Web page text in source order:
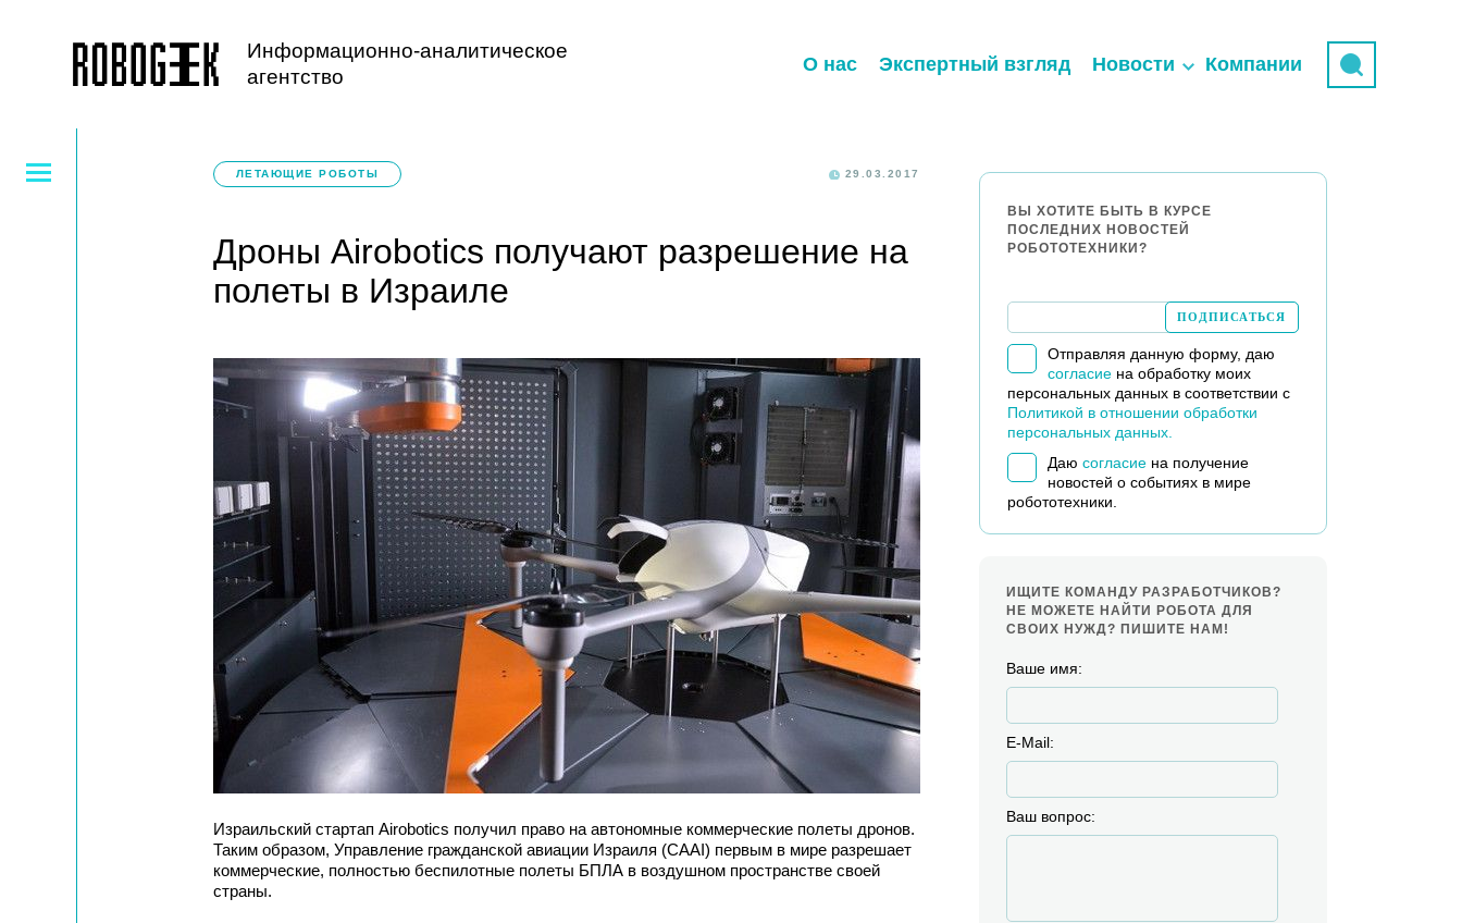
Информационно-аналитическое
агентство
О нас Экспертный взгляд Новости Компании
ЛЕТАЮЩИЕ РОБОТЫ 29.03.2017
Дроны Airobotics получают разрешение на
полеты в Израиле
Израильский стартап Airobotics получил право на автономные коммерческие полеты дронов.
Таким образом, Управление гражданской авиации Израиля (CAAI) первым в мире разрешает
коммерческие, полностью беспилотные полеты БПЛА в воздушном пространстве своей
страны.
ВЫ ХОТИТЕ БЫТЬ В КУРСЕ
ПОСЛЕДНИХ НОВОСТЕЙ
РОБОТОТЕХНИКИ?
Отправляя данную форму, даю
согласиена обработку моих
персональных данных в соответствии с
Политикой в отношении обработки
персональных данных.
Даю согласиена получение
новостей о событиях в мире
робототехники.
ИЩИТЕ КОМАНДУ РАЗРАБОТЧИКОВ?
НЕ МОЖЕТЕ НАЙТИ РОБОТА ДЛЯ
СВОИХ НУЖД? ПИШИТЕ НАМ!
Ваше имя:
E-Mail:
Ваш вопрос: